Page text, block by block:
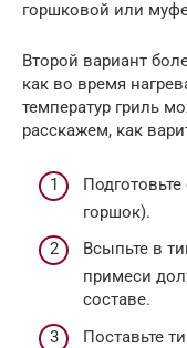
горшковой или
Второй вариант
как во время
температур гриль
расскажем, как
горшок).
Всыпьте в
примеси
составе.
Поставьте